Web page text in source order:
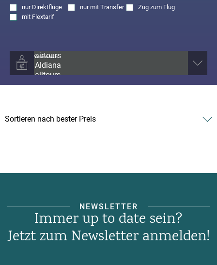
nur Direktflüge nurmit Transfer
Zug zum Flug
mit Flextarif
Veranstalter
NEWSLETTER
Immer up to date sein?
Jetzt zum Newsletter anmelden!